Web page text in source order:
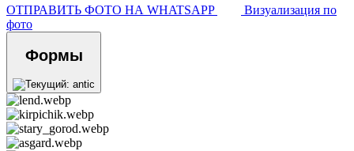
ОТПРАВИТЬ ФОТО НА WHATSAPP
Визуализация по
фото
Формы